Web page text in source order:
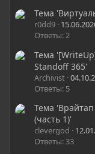
Тема
r0dd9
Ответы: 2
Тема
Standoff 365'
Archivist
Ответы: 5
Тема
(часть 1)'
clevergod
Ответы: 33